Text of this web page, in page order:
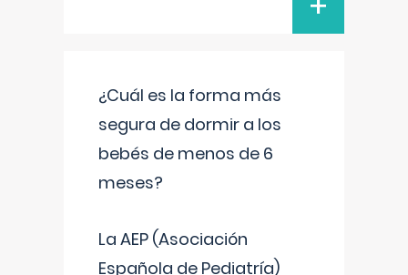
¿Cuál es la forma más
segura de dormir a los
bebés de menos de 6
meses?
La AEP (Asociación
Española de Pediatría)